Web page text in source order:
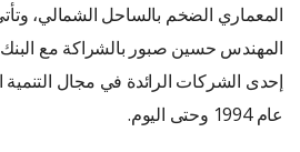
المعماري الضخم بالساحل الشمالي،
المهندس حسين صبور بالشراكة مع
إحدى الشركات الرائدة في مجال التنمية
عام 1994 وحتى اليوم.